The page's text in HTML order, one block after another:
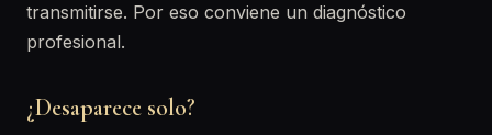
transmitirse. Por eso conviene un diagnóstico
profesional.
¿Desaparece solo?